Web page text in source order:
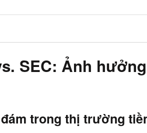
SEC: Ảnh
trong thị trường